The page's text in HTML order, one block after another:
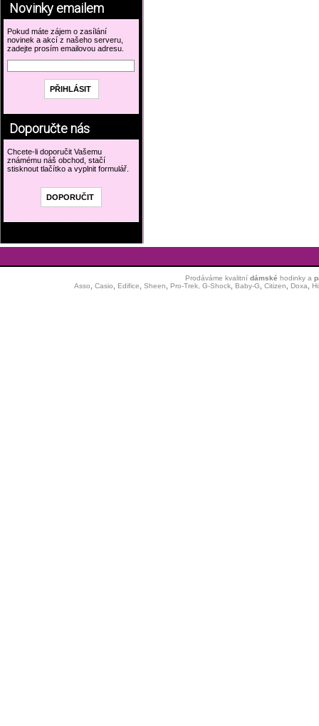
Novinky emailem
Pokud máte zájem o zasílání
novinek a akcí z našeho serveru,
zadejte prosím emailovou adresu.
Doporučte nás
Chcete-li doporučit Vašemu
známému náš obchod, stačí
stisknout tlačítko a vyplnit formulář.
Prodáváme kvalitní dámské hodinkya
Asso
Casio Edifice Sheen Pro-Trek, G-Shock, Baby-G Citizen Doxa